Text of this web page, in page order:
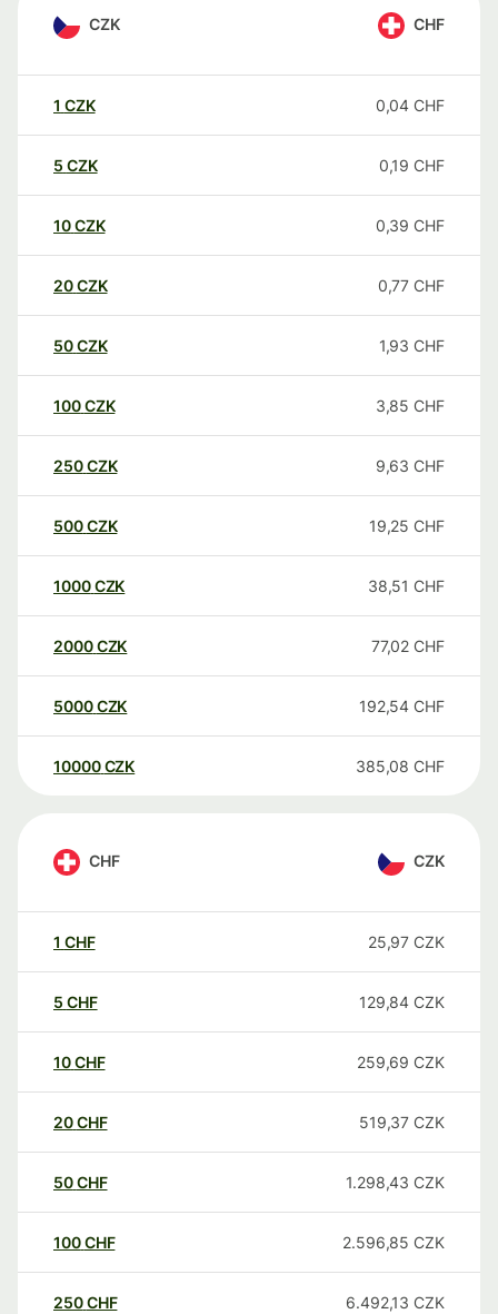
CZK CHF
1 CZK 0,04 CHF
5 CZK 0,19 CHF
10CZK 0,39 CHF
20CZK 0,77 CHF
50CZK 1,93 CHF
100CZK 3,85 CHF
250CZK 9,63 CHF
500CZK 19,25 CHF
1000CZK 38,51 CHF
2000CZK 77,02 CHF
5000CZK 192,54 CHF
10000 CZK 385,08 CHF
CHF CZK
1 CHF 25,97 CZK
5 CHF 129,84 CZK
10CHF 259,69 CZK
20CHF 519,37 CZK
50CHF 1.298,43 CZK
100CHF 2.596,85 CZK
250CHF 6.492,13 CZK